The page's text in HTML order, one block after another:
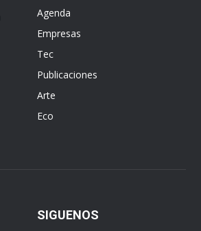
Agenda
Empresas
Tec
Publicaciones
Arte
Eco
SIGUENOS